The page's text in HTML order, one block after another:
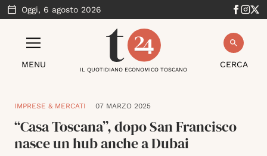
Oggi, 6 agosto 2026
MENU CERCA
IL QUOTIDIANO ECONOMICO TOSCANO
IMPRESE & MERCATI 07 MARZO 2025
“Casa Toscana”, dopo San Francisco
nasce un hub anche a Dubai